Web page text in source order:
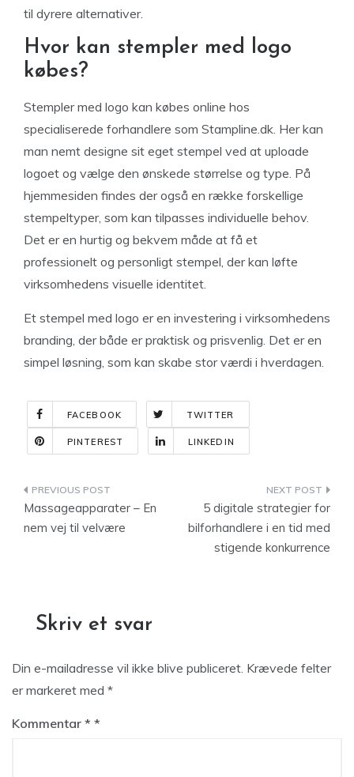
til dyrere alternativer.
Hvor kan stempler med logo
købes?
Stempler med logo kan købes online hos
specialiserede forhandlere som Stampline.dk. Her kan
man nemt designe sit eget stempel ved at uploade
logoet og vælge den ønskede størrelse og type. På
hjemmesiden findes der også en række forskellige
stempeltyper, som kan tilpasses individuelle behov.
Det er en hurtig og bekvem måde at få et
professionelt og personligt stempel, der kan løfte
virksomhedens visuelle identitet.
Et stempel med logo er en investering i virksomhedens
branding, der både er praktisk og prisvenlig. Det er en
simpel løsning, som kan skabe stor værdi i hverdagen.
FACEBOOK TWITTER
PINTEREST LINKEDIN
Indlægsnavigation
Massageapparater – En
nem vej til velvære
5 digitale strategier for
bilforhandlere i en tid med
stigende konkurrence
Skriv et svar
Din e-mailadresse vil ikke blive publiceret. Krævede felter
er markeret med *
Kommentar *